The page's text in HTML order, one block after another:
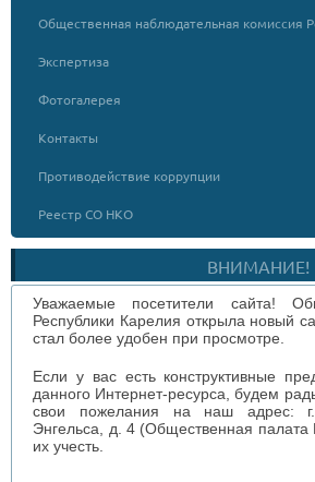
Общественная наблюдательная комиссия
Экспертиза
Фотогалерея
Контакты
Противодействие коррупции
Реестр СО НКО
ВНИМАНИЕ!
Уважаемые посетители сайта!
Республики Карелия открыла новый
стал более удобен при просмотре.
Если у вас есть конструктивные
данного Интернет-ресурса, будем
свои пожелания на наш адрес: г.
Энгельса, д. 4 (Общественная
их учесть.